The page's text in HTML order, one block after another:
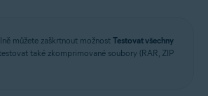
můžete zaškrtnout možnost Testovat všechny
také zkomprimované soubory (RAR, ZIP